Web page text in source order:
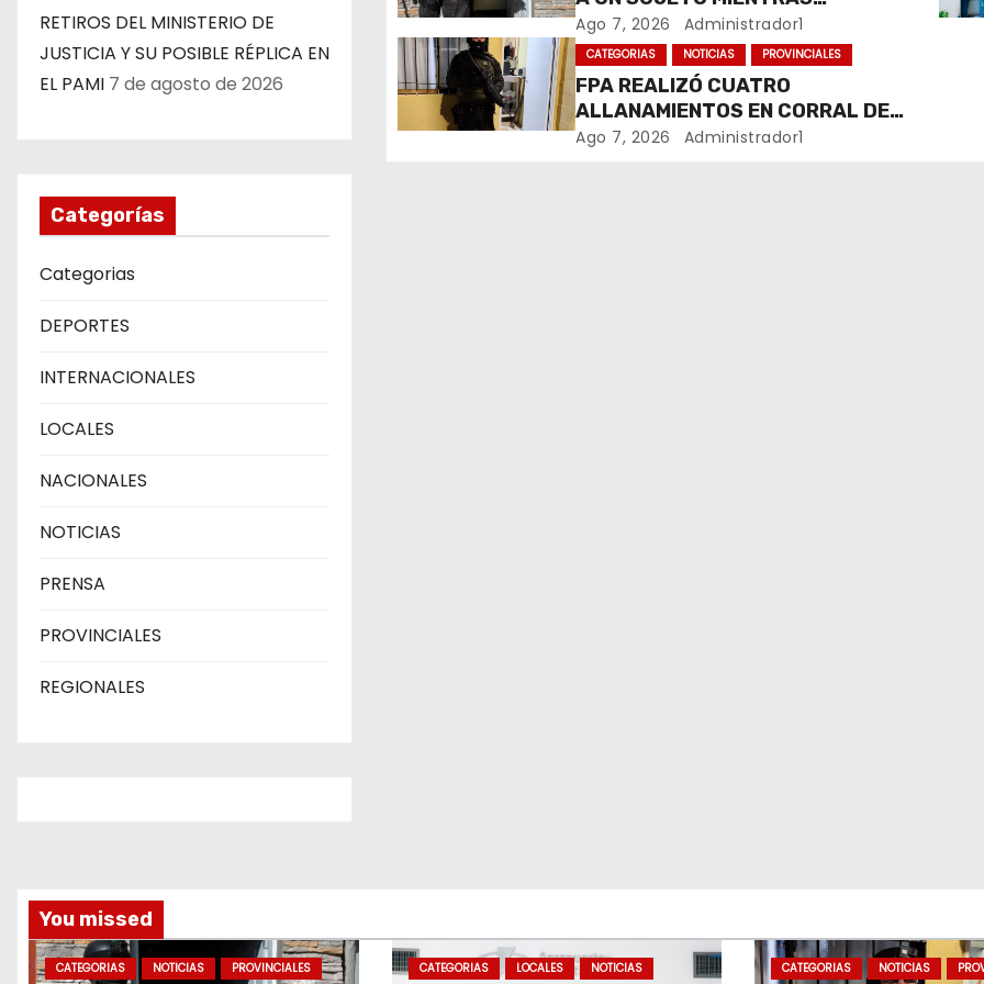
RETIROS DEL MINISTERIO DE
JUSTICIA Y SU POSIBLE RÉPLICA EN
EL PAMI 7 de agosto de 2026
Categorías
Categorias
DEPORTES
INTERNACIONALES
LOCALES
NACIONALES
NOTICIAS
PRENSA
PROVINCIALES
REGIONALES
d
e
e
COMERCIALIZABA COCAÍNA Y
MARIHUANA EN UNA PLAZA
Ago 7, 2026 Administrador1
CATEGORIAS NOTICIAS PROVINCIALES
FPA REALIZÓ CUATRO
ALLANAMIENTOS EN CORRAL DE
BUSTOS-IFFLINGER
Ago 7, 2026 Administrador1
You missed
CATEGORIAS NOTICIAS PROVINCIALES CATEGORIAS LOCALES NOTICIAS CATEGORIAS NOTICIAS